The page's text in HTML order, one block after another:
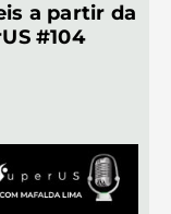
a partir da
#104